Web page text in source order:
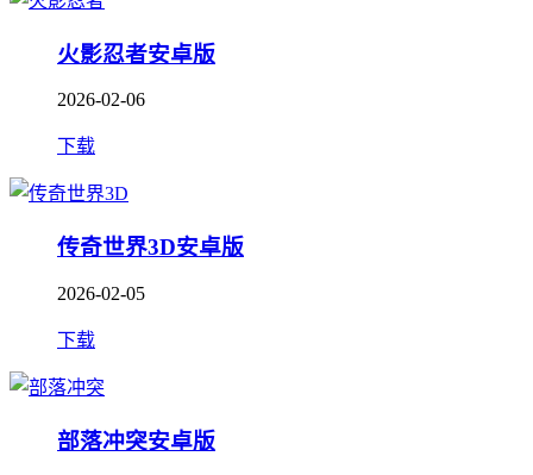
火影忍者安卓版
2026-02-06
下载
传奇世界3D安卓版
2026-02-05
下载
部落冲突安卓版